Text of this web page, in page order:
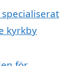
kyrkby